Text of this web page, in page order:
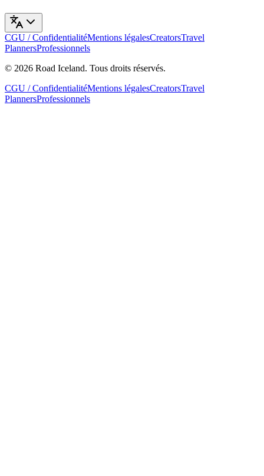
CGU / ConfidentialitéMentions légalesCreatorsTravel
PlannersProfessionnels
© 2026 Road Iceland. Tous droits réservés.
CGU / ConfidentialitéMentions légalesCreatorsTravel
PlannersProfessionnels